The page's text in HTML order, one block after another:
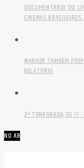
DOCUMENTÁRIO DO
CINEMAS
WARNER TAMBÉM
RELATÓRIO
2ª TEMPORADA DE IT:
NO AR